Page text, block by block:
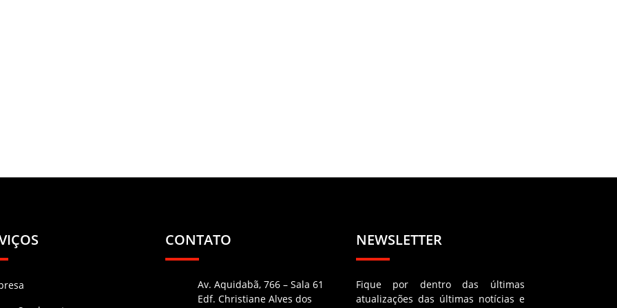
CONTATO
Av. Aquidabã, 766 – Sala 61
Edf. Christiane Alves dos
NEWSLETTER
Fique por dentro das últimas
atualizações das últimas notícias e